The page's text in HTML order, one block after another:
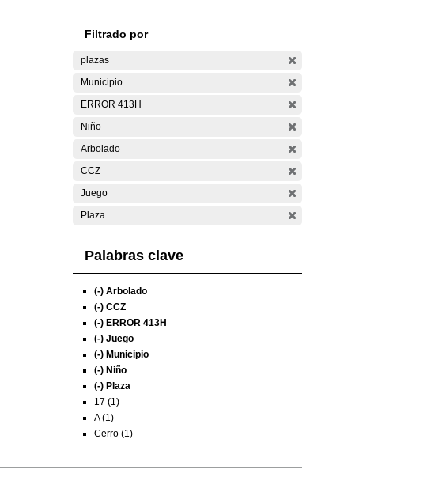
Filtrado por
plazas
Municipio
ERROR 413H
Niño
Arbolado
CCZ
Juego
Plaza
Palabras clave
(-) Arbolado
(-) CCZ
(-) ERROR 413H
(-) Juego
(-) Municipio
(-) Niño
(-) Plaza
17 (1)
A (1)
Cerro (1)